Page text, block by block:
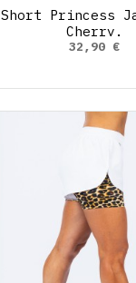
Short Princess
Cherry.
32,90 €